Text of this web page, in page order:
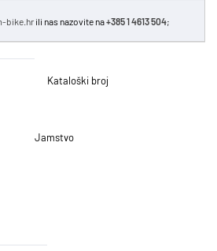
bike.hr ili nas nazovite na+385 1 4613 504;
Kataloški broj
Jamstvo